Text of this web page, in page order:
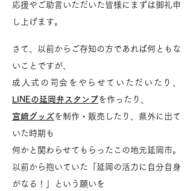
応援やご助言いただいた皆様にまずは御礼申
し上げます。
さて、以前からご存知の方であれば何ともな
いことですが、
成人式の司会をやらせていただいたり、
LINEの延岡弁スタンプを作ったり、
宮崎グッズを制作・販売したり、県外に出て
いた時期も
何かと関わらせてもらったこの地元延岡市。
以前から抱いていた「延岡の活力に自分自身
がなる！」という願いを